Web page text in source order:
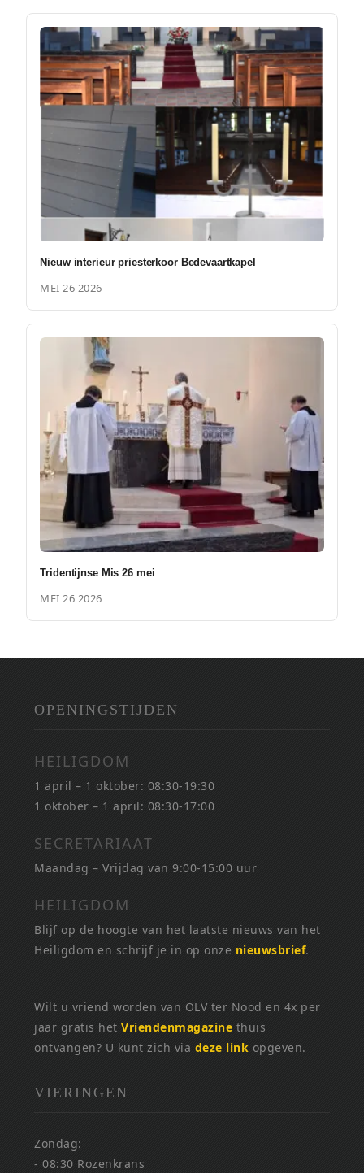
Nieuw interieur priesterkoor Bedevaartkapel
MEI 26 2026
Tridentijnse Mis 26 mei
MEI 26 2026
OPENINGSTIJDEN
HEILIGDOM
1 april – 1 oktober: 08:30-19:30
1 oktober – 1 april: 08:30-17:00
SECRETARIAAT
Maandag – Vrijdag van 9:00-15:00 uur
HEILIGDOM
Blijf op de hoogte van het laatste nieuws van het
Heiligdom en schrijf je in op onze nieuwsbrief.
Wilt u vriend worden van OLV ter Nood en 4x per
jaar gratis hetVriendenmagazine thuis
ontvangen? U kunt zich via deze link opgeven.
VIERINGEN
Zondag:
- 08:30 Rozenkrans